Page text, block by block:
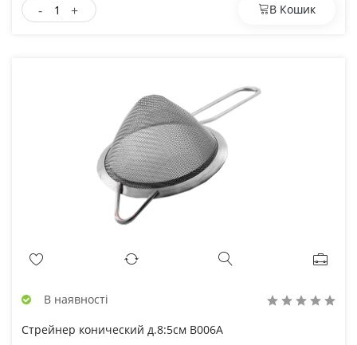
- + В Кошик
В наявності
Стрейнер конический д.8:5см B006A